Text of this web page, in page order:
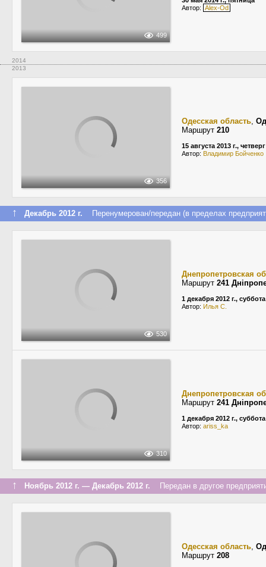
499
Автор: Alex-Od
2014
2013
356
Одесская область,
Маршрут 210
15 августа 2013 г., четверг
Автор: Владимир Бойченко
↑ Декабрь 2012 г. Перенумерован/передан (в пределах
530
Днепропетровская
Маршрут 241
1 декабря 2012 г., суббота
Автор: Илья С.
310
Днепропетровская
Маршрут 241
1 декабря 2012 г., суббота
Автор: ariss_ka
↑ Ноябрь 2012 г. — Декабрь 2012 г. Передан в другое
Одесская область,
Маршрут 208